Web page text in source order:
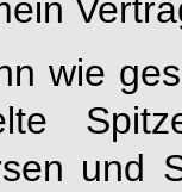
wie
und